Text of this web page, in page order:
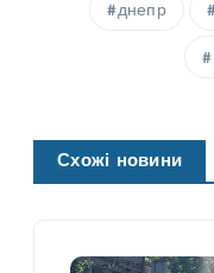
днепр
Схожі новини